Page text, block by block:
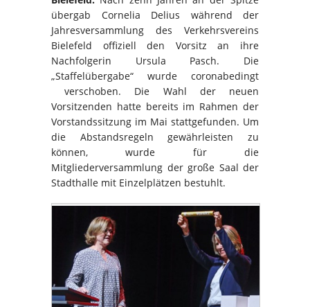
übergab Cornelia Delius während der
Jahresversammlung des Verkehrsvereins
Bielefeld offiziell den Vorsitz an ihre
Nachfolgerin Ursula Pasch. Die
„Staffelübergabe“ wurde coronabedingt
verschoben. Die Wahl der neuen
Vorsitzenden hatte bereits im Rahmen der
Vorstandssitzung im Mai stattgefunden. Um
die Abstandsregeln gewährleisten zu
können, wurde für die
Mitgliederversammlung der große Saal der
Stadthalle mit Einzelplätzen bestuhlt.